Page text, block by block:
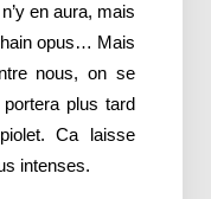
en aura, mais
opus… Mais
nous, on se
plus tard
Ca laisse
intenses.